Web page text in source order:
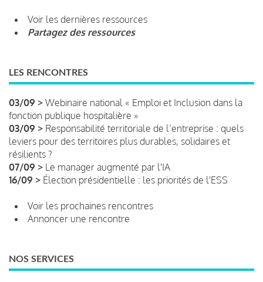
Voir les dernières ressources
Partagez des ressources
LES RENCONTRES
03/09 > Webinaire national « Emploi et Inclusion dans la
fonction publique hospitalière »
03/09 > Responsabilité territoriale de l’entreprise : quels
leviers pour des territoires plus durables, solidaires et
résilients ?
07/09 > Le manager augmenté par l'IA
16/09 > Élection présidentielle : les priorités de l'ESS
Voir les prochaines rencontres
Annoncer une rencontre
NOS SERVICES